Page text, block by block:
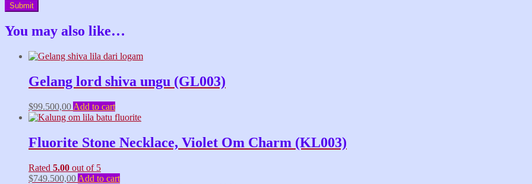
You may also like…
Gelang lord shiva ungu (GL003)
$99.500,00 Add to cart
Fluorite Stone Necklace, Violet Om Charm (KL003)
Rated 5.00 out of 5
$749.500,00 Add to cart